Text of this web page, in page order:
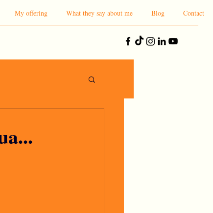
My offering What they say about me Blog Contact